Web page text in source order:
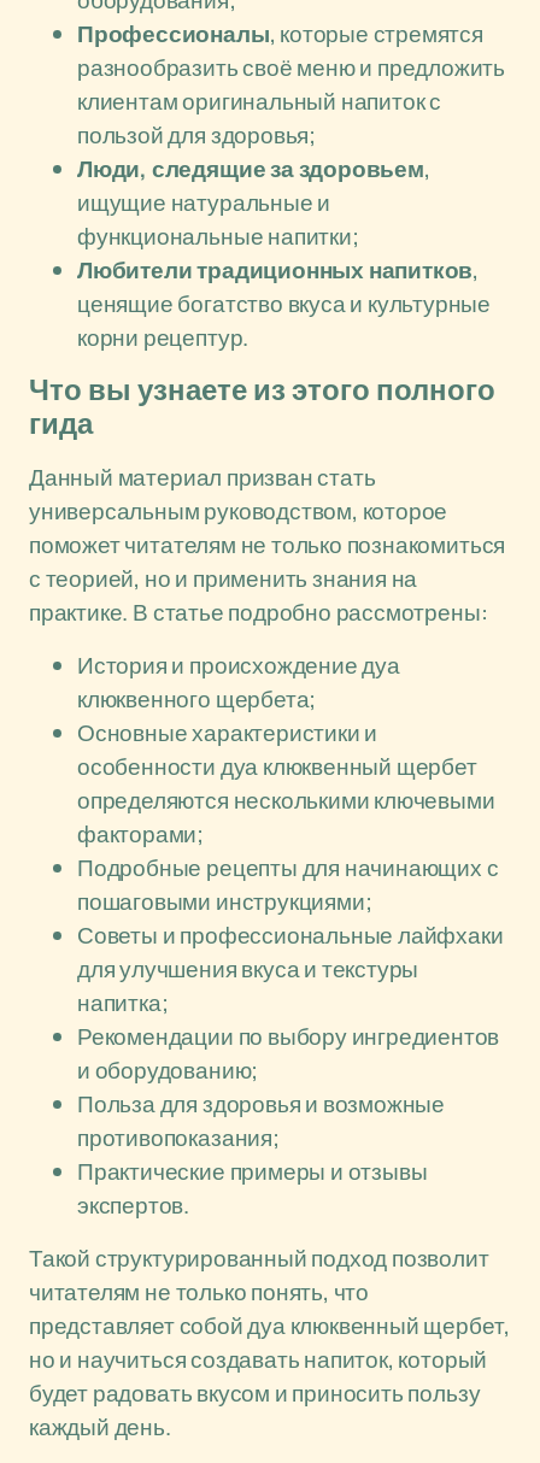
Профессионалы, которые стремятся
разнообразить своё меню и предложить
клиентам оригинальный напиток с
пользой для здоровья;
Люди, следящие за здоровьем,
ищущие натуральные и
функциональные напитки;
Любители традиционных напитков,
ценящие богатство вкуса и культурные
корни рецептур.
Что вы узнаете из этого полного
гида
Данный материал призван стать
универсальным руководством, которое
поможет читателям не только познакомиться
с теорией, но и применить знания на
практике. В статье подробно рассмотрены:
История и происхождение дуа
клюквенного щербета;
Основные характеристики и
особенности дуа клюквенный щербет
определяются несколькими ключевыми
факторами;
Подробные рецепты для начинающих с
пошаговыми инструкциями;
Советы и профессиональные лайфхаки
для улучшения вкуса и текстуры
напитка;
Рекомендации по выбору ингредиентов
и оборудованию;
Польза для здоровья и возможные
противопоказания;
Практические примеры и отзывы
экспертов.
Такой структурированный подход позволит
читателям не только понять, что
представляет собой дуа клюквенный щербет,
но и научиться создавать напиток, который
будет радовать вкусом и приносить пользу
каждый день.